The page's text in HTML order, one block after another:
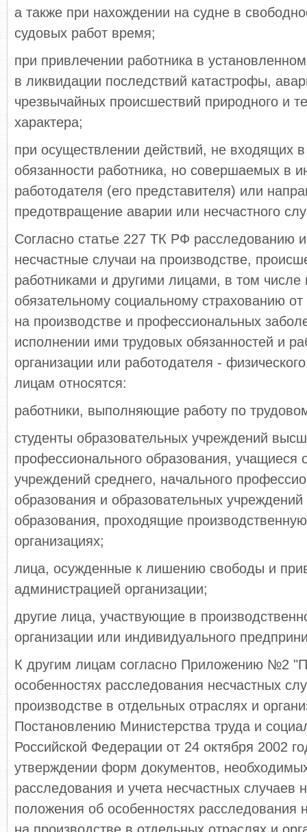
а также при нахождении на судне в
судовых работ время;
при привлечении работника в
в ликвидации последствий катастрофы,
чрезвычайных происшествий природного и
характера;
при осуществлении действий, не входящих
обязанности работника, но совершаемых в
работодателя (его представителя) или
предотвращение аварии или несчастного
Согласно статье 227 ТК РФ расследованию
несчастные случаи на производстве,
работниками и другими лицами, в том
обязательному социальному страхованию
на производстве и профессиональных
исполнении ими трудовых обязанностей и
организации или работодателя -
лицам относятся:
работники, выполняющие работу по
студенты образовательных учреждений
профессионального образования, учащиеся
учреждений среднего, начального
образования и образовательных
образования, проходящие
организациях;
лица, осужденные к лишению свободы и
администрацией организации;
другие лица, участвующие в
организации или индивидуального
К другим лицам согласно Приложению №2
особенностях расследования несчастных
производстве в отдельных отраслях и
Постановлению Министерства труда и
Российской Федерации от 24 октября 2002
утверждении форм документов,
расследования и учета несчастных случаев
положения об особенностях расследования